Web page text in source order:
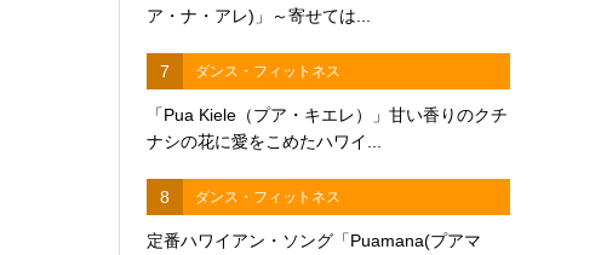
ア・ナ・アレ)」～寄せては...
7 ダンス・フィットネス
「Pua Kiele（プア・キエレ）」甘い香りのクチ
ナシの花に愛をこめたハワイ...
8 ダンス・フィットネス
定番ハワイアン・ソング「Puamana(プアマ